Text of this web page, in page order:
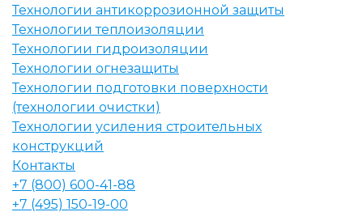
Технологии антикоррозионной защиты
Технологии теплоизоляции
Технологии гидроизоляции
Технологии огнезащиты
Технологии подготовки поверхности
(технологии очистки)
Технологии усиления строительных
конструкций
Контакты
+7 (800) 600-41-88
+7 (495) 150-19-00